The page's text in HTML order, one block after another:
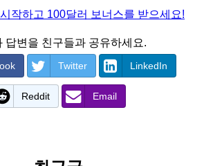
작하고 100달러 보너스를 받으세요!
답변을 친구들과 공유하세요.
Twitter LinkedIn
Reddit Email